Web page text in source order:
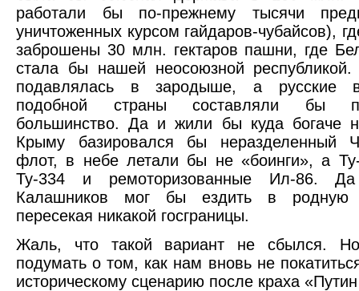
работали бы по-прежнему тысячи
уничтоженных курсом гайдаров-чубайсов),
заброшены 30 млн. гектаров пашни, где
стала бы нашей неосоюзной республикой.
подавлялась в зародыше, а русские
подобной страны составляли бы
большинство. Да и жили бы куда богаче
Крыму базировался бы неразделенный
флот, в небе летали бы не «боинги», а
Ту-334 и ремоторизованные Ил-86.
Калашников мог бы ездить в родную
пересекая никакой госграницы.
Жаль, что такой вариант не сбылся.
подумать о том, как нам вновь не
историческому сценарию после краха